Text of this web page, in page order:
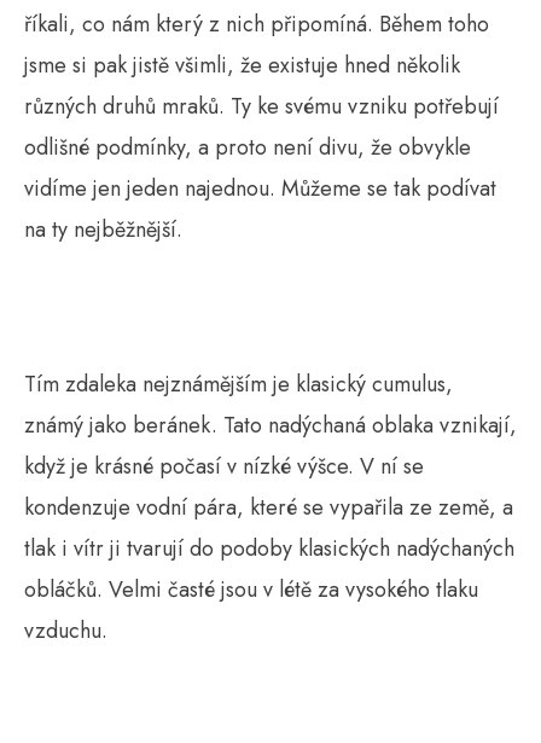
říkali, co nám který z nich připomíná. Během toho
jsme si pak jistě všimli, že existuje hned několik
různých druhů mraků. Ty ke svému vzniku potřebují
odlišné podmínky, a proto není divu, že obvykle
vidíme jen jeden najednou. Můžeme se tak podívat
na ty nejběžnější.
Tím zdaleka nejznámějším je klasický cumulus,
známý jako beránek. Tato nadýchaná oblaka vznikají,
když je krásné počasí v nízké výšce. V ní se
kondenzuje vodní pára, které se vypařila ze země, a
tlak i vítr ji tvarují do podoby klasických nadýchaných
obláčků. Velmi časté jsou v létě za vysokého tlaku
vzduchu.